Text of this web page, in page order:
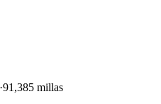
91,385 millas